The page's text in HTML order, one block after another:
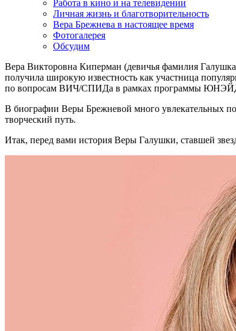
Работа в кино и на телевидении
Личная жизнь и благотворительность
Вера Брежнева в настоящее время
Фотогалерея
Обсудим
Вера Викторовна Киперман (девичья фамилия
получила широкую известность как участница
по вопросам ВИЧ/СПИДа в рамках программы
В биографии Веры Брежневой много увлекательных
творческий путь.
Итак, перед вами история Веры Галушки, ставшей